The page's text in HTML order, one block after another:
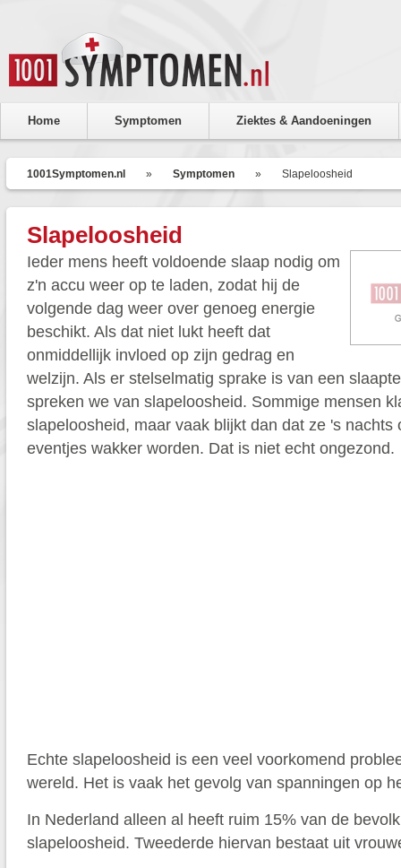
Home Symptomen Ziektes & Aandoeningen
1001Symptomen.nl » Symptomen » Slapeloosheid
Slapeloosheid
Ieder mens heeft voldoende slaap nodig om
z'n accu weer op te laden, zodat hij de
volgende dag weer over genoeg energie
beschikt. Als dat niet lukt heeft dat
onmiddellijk invloed op zijn gedrag en
welzijn. Als er stelselmatig sprake is van een
spreken we van slapeloosheid. Sommige mensen
slapeloosheid, maar vaak blijkt dan dat ze 's nachts
eventjes wakker worden. Dat is niet echt ongezond.
Echte slapeloosheid is een veel voorkomend
wereld. Het is vaak het gevolg van spanningen op
In Nederland alleen al heeft ruim 15% van de
slapeloosheid. Tweederde hiervan bestaat uit